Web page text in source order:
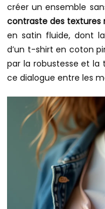
créer un ensemble
contraste des textures
en satin fluide, dont
d’un t-shirt en coton
par la robustesse et la
ce dialogue entre les